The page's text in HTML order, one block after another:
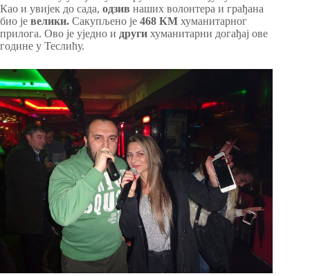
Као и увијек до сада, одзив наших волонтера и грађана
био је велики. Сакупљено је 468 КМ хуманитарног
прилога. Ово је уједно и други хуманитарни догађај ове
године у Теслићу.